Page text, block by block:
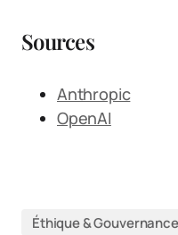
Sources
Anthropic
OpenAI
Éthique &